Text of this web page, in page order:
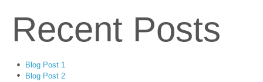
Recent Posts
Blog Post 1
Blog Post 2